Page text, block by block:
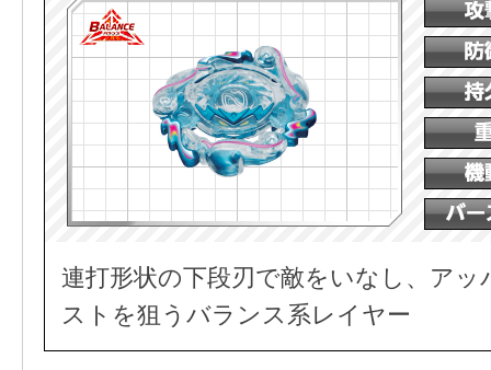
連打形状の下段刃で敵をいなし、アッ
ストを狙うバランス系レイヤー